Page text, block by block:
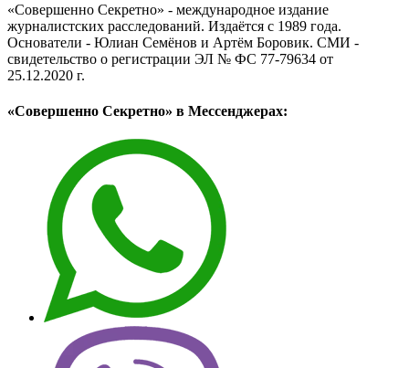
«Совершенно Секретно» - международное издание
журналистских расследований. Издаётся с 1989 года.
Основатели - Юлиан Семёнов и Артём Боровик. CМИ -
свидетельство о регистрации ЭЛ № ФС 77-79634 от
25.12.2020 г.
«Совершенно Секретно» в Мессенджерах: